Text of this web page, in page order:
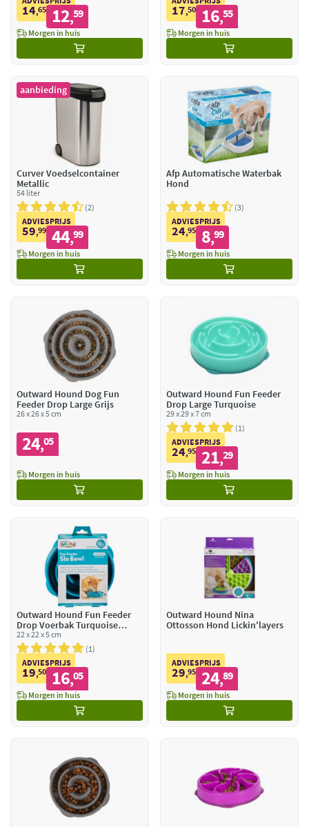
14,65 12,59
Morgen in huis
17,50 16,55
Morgen in huis
aanbieding
Curver Voedselcontainer
Metallic
54 liter
2
ADVIESPRIJS
59,99 44,99
Morgen in huis
Afp Automatische Waterbak
Hond
3
ADVIESPRIJS
24,95 8,99
Morgen in huis
Outward Hound Dog Fun
Feeder Drop Large Grijs
26 x 26 x 5 cm
24,05
Morgen in huis
Outward Hound Fun Feeder
Drop Large Turquoise
29 x 29 x 7 cm
1
ADVIESPRIJS
24,95 21,29
Morgen in huis
Outward Hound Fun Feeder
Drop Voerbak Turquoise
Medium
22 x 22 x 5 cm
1
ADVIESPRIJS
19,50 16,05
Morgen in huis
Outward Hound Nina
Ottosson Hond Lickin'layers
ADVIESPRIJS
29,95 24,89
Morgen in huis